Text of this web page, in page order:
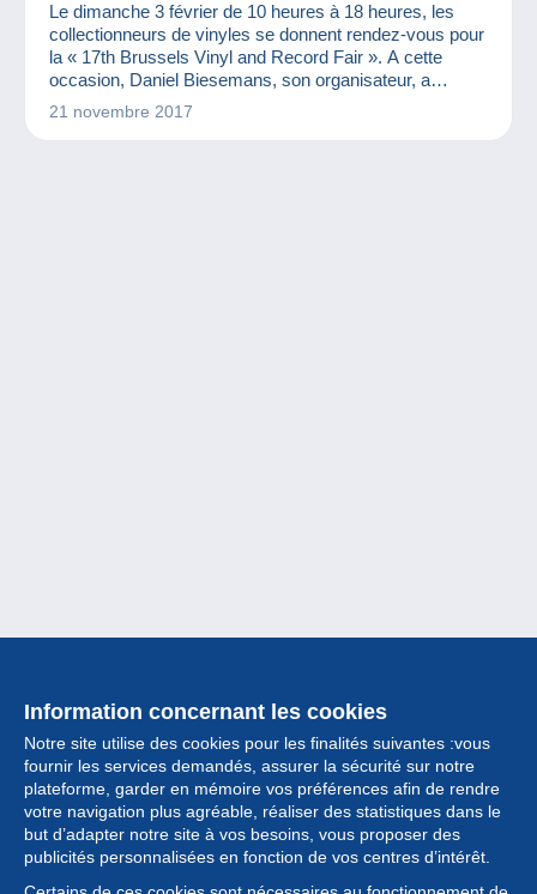
Le dimanche 3 février de 10 heures à 18 heures, les
collectionneurs de vinyles se donnent rendez-vous pour
la « 17th Brussels Vinyl and Record Fair ». A cette
occasion, Daniel Biesemans, son organisateur, a
accepté de répondre à quelques questions pour
21 novembre 2017
Information concernant les cookies
Notre site utilise des cookies pour les finalités suivantes :vous
fournir les services demandés, assurer la sécurité sur notre
plateforme, garder en mémoire vos préférences afin de rendre
votre navigation plus agréable, réaliser des statistiques dans le
but d’adapter notre site à vos besoins, vous proposer des
publicités personnalisées en fonction de vos centres d’intérêt.
Collection